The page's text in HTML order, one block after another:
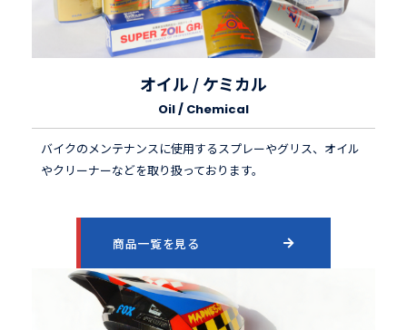
オイル / ケミカル
Oil / Chemical
バイクのメンテナンスに使用するスプレーやグリス、オイル
やクリーナーなどを取り扱っております。
商品一覧を見る